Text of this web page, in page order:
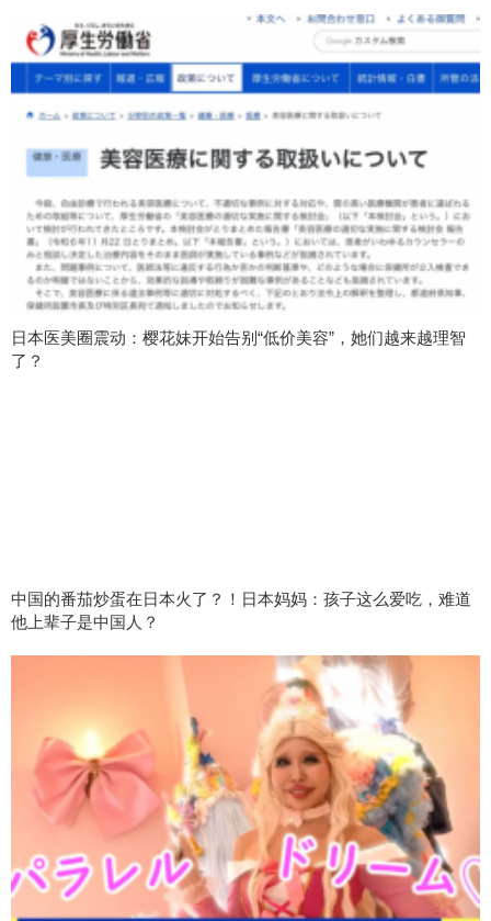
日本医美圈震动：樱花妹开始告别“低价美容”，她们越来越理智
了？
中国的番茄炒蛋在日本火了？！日本妈妈：孩子这么爱吃，难道
他上辈子是中国人？